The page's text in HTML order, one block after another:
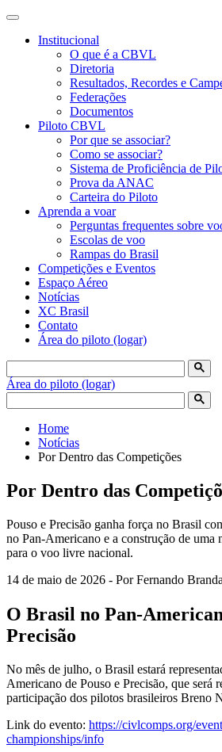
Institucional
O que é a CBVL
Diretoria
Resultados, Recordes e
Federações
Documentos
Piloto CBVL
Por que se associar?
Como se associar?
Sistema de Proficiência de
Prova da ANAC
Carteira do Piloto
Aprenda a voar
Perguntas frequentes sobre
Escolas de voo
Rampas do Brasil
Competições e Eventos
Espaço Aéreo
Notícias
XC Brasil
Contato
Área do piloto (logar)
Área do piloto (logar)
Home
Notícias
Por Dentro das Competições
Por Dentro das
Pouso e Precisão ganha força no Brasil
no Pan-Americano e a construção de uma
para o voo livre nacional.
14 de maio de 2026 - Por Fernando
O Brasil no Pan-
Precisão
No mês de julho, o Brasil estará
Americano de Pouso e Precisão, que será
participação dos pilotos brasileiros Breno
Link do evento: https://civlcomps.org/
championships/info